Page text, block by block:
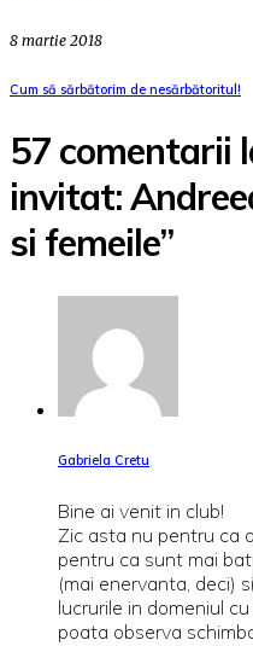
8 martie 2018
Cum să sărbătorim de nesărbătoritul!
57 comentarii
invitat:
si femeile”
Gabriela Cretu
Bine ai venit in club!
Zic asta nu pentru ca
pentru ca sunt mai
(mai enervanta, deci)
lucrurile in domeniul
poata observa